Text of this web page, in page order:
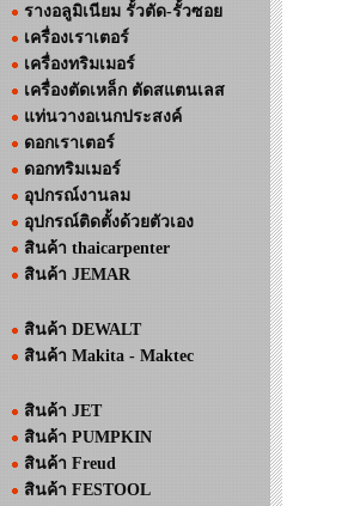
รางอลูมิเนียม รั้วตัด-รั้วซอย
เครื่องเราเตอร์
เครื่องทริมเมอร์
เครื่องตัดเหล็ก ตัดสแตนเลส
แท่นวางอเนกประสงค์
ดอกเราเตอร์
ดอกทริมเมอร์
อุปกรณ์งานลม
อุปกรณ์ติดตั้งด้วยตัวเอง
สินค้า thaicarpenter
สินค้า JEMAR
สินค้า DEWALT
สินค้า Makita - Maktec
สินค้า JET
สินค้า PUMPKIN
สินค้า Freud
สินค้า FESTOOL